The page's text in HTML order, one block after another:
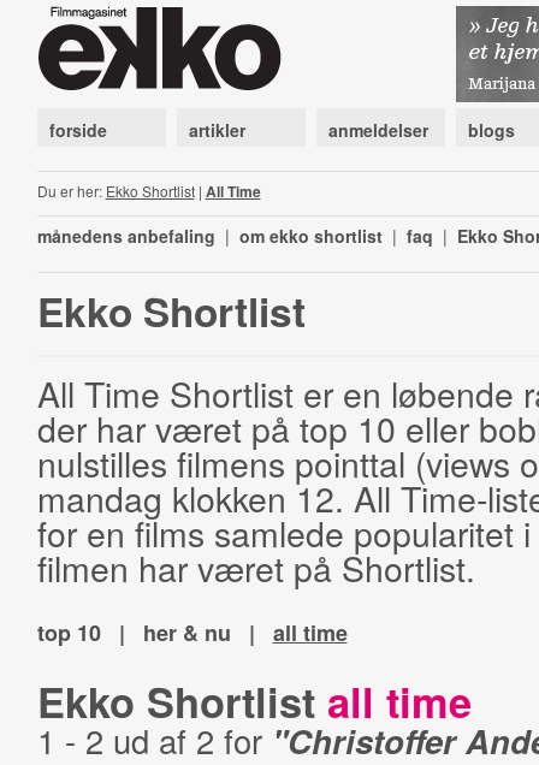
forside artikler anmeldelser blogs
Du er her: Ekko Shortlist| All Time
månedens anbefaling | om ekko shortlist | faq | Ekko
Ekko Shortlist
All Time Shortlist er en løbende
der har været på top 10 eller
nulstilles filmens pointtal (views
mandag klokken 12. All Time-
for en films samlede popularitet
filmen har været på Shortlist.
top 10 | her & nu | all time
Ekko Shortlist all time
1 - 2 ud af 2 for "Christoffer